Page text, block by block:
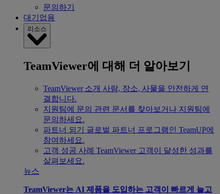
문의하기
대기업용
리소스
TeamViewer에 대해 더 알아보기
TeamViewer 소개 사람, 장소, 사물을 안전하게 연
결합니다.
지원팀에 문의 관련 문서를 찾아보거나 지원팀에
문의하세요.
파트너 되기
글로벌 파트너 프로그램인 TeamUP에
참여하세요.
고객 성공 사례 TeamViewer 고객이 달성한 성과를
살펴보세요.
뉴스
TeamViewer는 AI 제품을 도입하는 고객이 빠르게 늘고